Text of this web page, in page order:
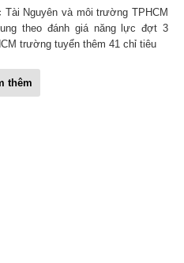
Nguyên và môi trường TPHCM
theo đánh giá năng lực đợt 3
trường tuyển thêm 41 chỉ tiêu
thêm